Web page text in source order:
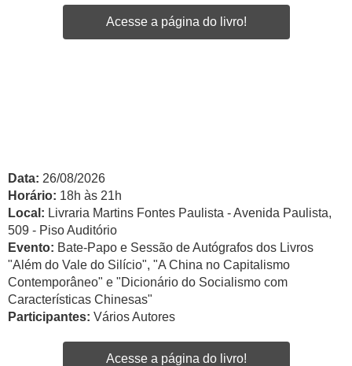
Acesse a página do livro!
Data: 26/08/2026
Horário: 18h às 21h
Local: Livraria Martins Fontes Paulista - Avenida Paulista,
509 - Piso Auditório
Evento: Bate-Papo e Sessão de Autógrafos dos Livros
"Além do Vale do Silício", "A China no Capitalismo
Contemporâneo" e "Dicionário do Socialismo com
Características Chinesas"
Participantes: Vários Autores
Acesse a página do livro!